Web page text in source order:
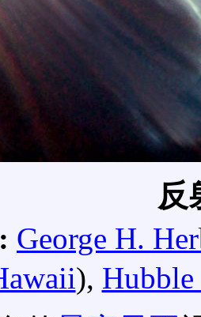
反
George H.
), Hubble